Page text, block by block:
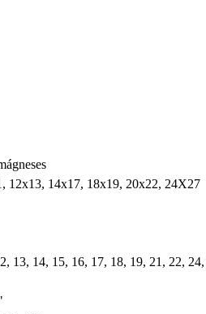
12x13, 14x17, 18x19, 20x22, 24X27
13, 14, 15, 16, 17, 18, 19, 21, 22, 24,